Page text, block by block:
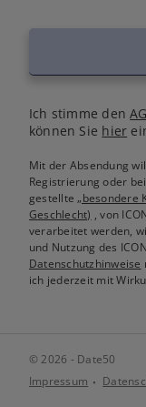
Ich stimme den
können Sie hier
Mit der Absendung
Registrierung oder
gestellte„besondere
Geschlecht) , von
verarbeitet werden,
und Nutzung des
Datenschutzhinweise
ich jederzeit mit
© 2026 - Date50
Impressum